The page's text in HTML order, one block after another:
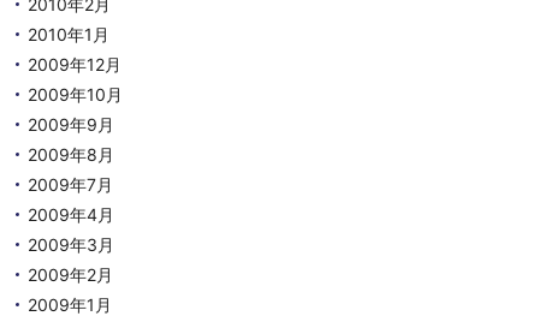
2010年2月
2010年1月
2009年12月
2009年10月
2009年9月
2009年8月
2009年7月
2009年4月
2009年3月
2009年2月
2009年1月